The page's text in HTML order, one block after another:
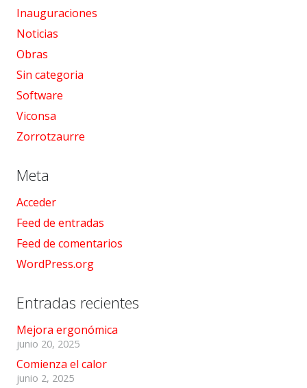
Inauguraciones
Noticias
Obras
Sin categoria
Software
Viconsa
Zorrotzaurre
Meta
Acceder
Feed de entradas
Feed de comentarios
WordPress.org
Entradas recientes
Mejora ergonómica
junio 20, 2025
Comienza el calor
junio 2, 2025